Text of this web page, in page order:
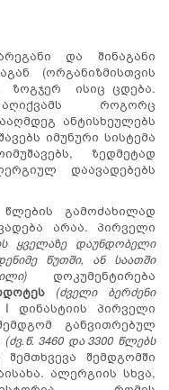
და შინაგანი
(ორგანიზმისთვის
ზოგჯერ ისიც ცდება.
როგორც
ანტისხეულებს
იმუნური სისტემა
ზედმეტად
დაავადებებს
გამოძახილად
არაა. პირველი
ყველაზე დაუნდობელი
წუთში, ან საათში
დოკუმენტირება
(ძველი ბერძენი
I დინასტიის პირველი
განვითრებულ
(ძვ.წ. 3460 და 3300 წლებს
შემდგომში
ალერგიის სხვა,